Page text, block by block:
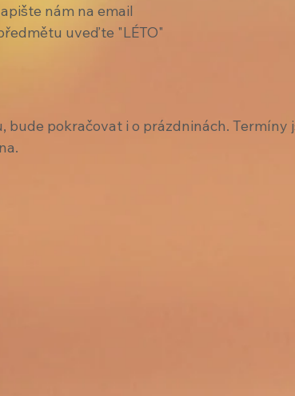
nám na email
uveďte "LÉTO"
bude pokračovat i o prázdninách. Termíny